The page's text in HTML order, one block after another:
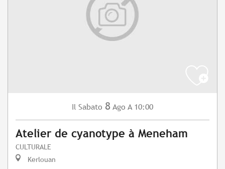
Il Sabato 8 Ago A 10:00
Atelier de cyanotype à Meneham
CULTURALE
Kerlouan